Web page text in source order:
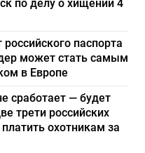
по делу о хищении 4
паспорта
может стать самым
в Европе
сработает — будет
трети российских
охотникам за